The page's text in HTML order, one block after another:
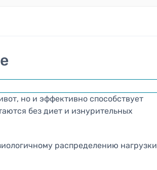
но и эффективно способствует
без диет и изнурительных
распределению нагрузки